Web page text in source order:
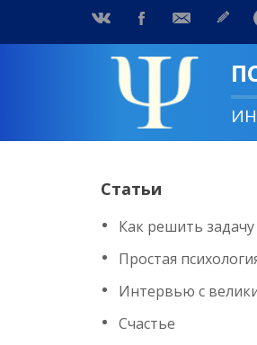
Статьи
Как решить задачу
Простая
Интервью с
Счастье